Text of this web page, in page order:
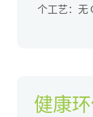
个工艺：无
健康